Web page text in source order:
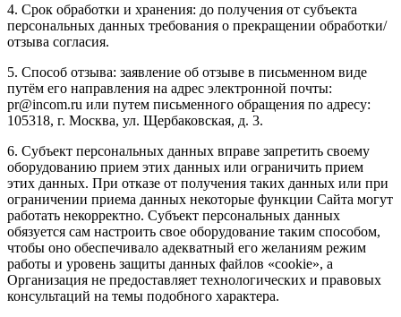
4. Срок обработки и хранения: до получения от субъекта
персональных данных требования о прекращении обработки/
отзыва согласия.
5. Способ отзыва: заявление об отзыве в письменном виде
путём его направления на адрес электронной почты:
pr@incom.ru или путем письменного обращения по адресу:
105318, г. Москва, ул. Щербаковская, д. 3.
6. Субъект персональных данных вправе запретить своему
оборудованию прием этих данных или ограничить прием
этих данных. При отказе от получения таких данных или при
ограничении приема данных некоторые функции Сайта могут
работать некорректно. Субъект персональных данных
обязуется сам настроить свое оборудование таким способом,
чтобы оно обеспечивало адекватный его желаниям режим
работы и уровень защиты данных файлов «cookie», а
Организация не предоставляет технологических и правовых
консультаций на темы подобного характера.